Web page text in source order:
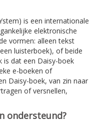
is een internationale
elektronische
vormen: alleen tekst
luisterboek), of beide
is dat een Daisy-boek
e-boeken of
Daisy-boek, van zin naar
of versnellen,
ondersteund?